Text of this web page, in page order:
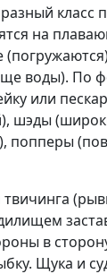
класс
на
воды). По
или
шэды
попперы
в
Щука и